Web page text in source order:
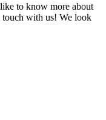
to know more about
touch with us! We look